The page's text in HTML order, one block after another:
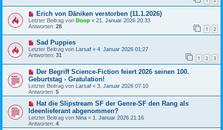
Erich von Däniken verstorben (11.1.2026)
Letzter Beitrag von Doop « 21. Januar 2026 20:33
Antworten: 28 1 2
Sad Puppies
Letzter Beitrag von Larsaf « 4. Januar 2026 01:27
Antworten: 31 1 2 3
Der Begriff Science-Fiction feiert 2026 seinen 100.
Geburtstag - Gratulation!
Letzter Beitrag von Larsaf « 3. Januar 2026 07:10
Antworten: 5
Hat die Slipstream SF der Genre-SF den Rang als
Ideenlieferant abgenommen?
Letzter Beitrag von Nina « 1. Januar 2026 21:16
Antworten: 4